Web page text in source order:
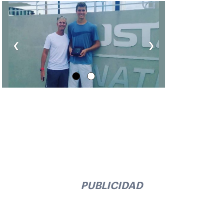
‹ ›
PUBLICIDAD